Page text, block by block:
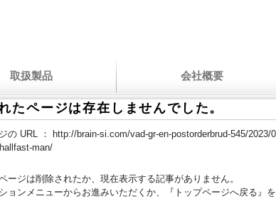
取扱製品 会社概要
たページは存在しませんでした。
の URL ：
http://brain-si.com/vad-gr-en-postorderbrud-545/
man/
ージは削除されたか、現在表示する記事がありません。
ョンメニューからお進みいただくか、『トップページへ戻る』を